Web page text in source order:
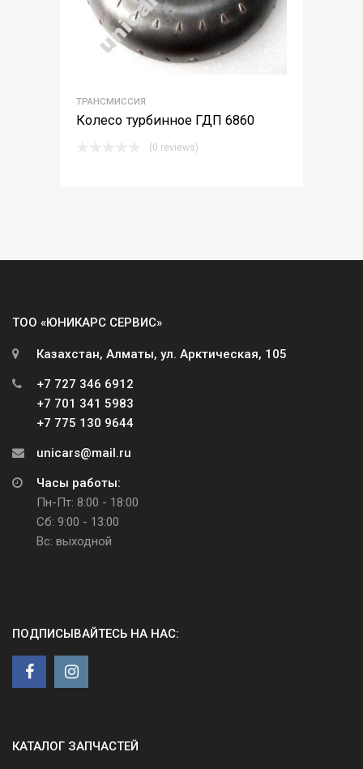
ТРАНСМИССИЯ
Колесо турбинное ГДП 6860
(0 reviews)
ТОО «ЮНИКАРС СЕРВИС»
Казахстан, Алматы, ул. Арктическая, 105
+7 727 346 6912
+7 701 341 5983
+7 775 130 9644
unicars@mail.ru
Часы работы:
Пн-Пт: 8:00 - 18:00
Сб: 9:00 - 13:00
Вс: выходной
ПОДПИСЫВАЙТЕСЬ НА НАС:
КАТАЛОГ ЗАПЧАСТЕЙ